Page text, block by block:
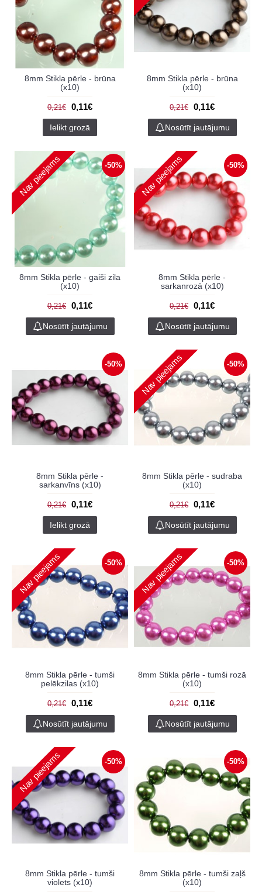
8mm Stikla pērle - brūna
(x10)
0,21€ 0,11€
Ielikt grozā
8mm Stikla pērle - brūna
(x10)
0,21€ 0,11€
Nosūtīt jautājumu
-50%
Nav pieejams
8mm Stikla pērle - gaiši zila
(x10)
0,21€ 0,11€
Nosūtīt jautājumu
-50%
Nav pieejams
8mm Stikla pērle -
sarkanrozā (x10)
0,21€ 0,11€
Nosūtīt jautājumu
-50%
8mm Stikla pērle -
sarkanvīns (x10)
0,21€ 0,11€
Ielikt grozā
-50%
Nav pieejams
8mm Stikla pērle - sudraba
(x10)
0,21€ 0,11€
Nosūtīt jautājumu
-50%
Nav pieejams
8mm Stikla pērle - tumši
pelēkzilas (x10)
0,21€ 0,11€
Nosūtīt jautājumu
-50%
Nav pieejams
8mm Stikla pērle - tumši rozā
(x10)
0,21€ 0,11€
Nosūtīt jautājumu
-50%
Nav pieejams
8mm Stikla pērle - tumši
violets (x10)
-50%
8mm Stikla pērle - tumši zaļš
(x10)